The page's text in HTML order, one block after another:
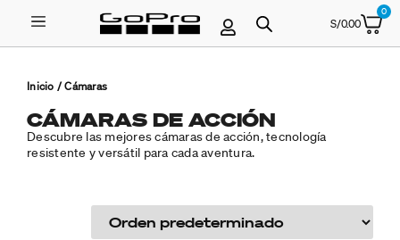
S/0.00
0
Inicio / Cámaras
CÁMARAS DE ACCIÓN
Descubre las mejores cámaras de acción, tecnología
resistente y versátil para cada aventura.